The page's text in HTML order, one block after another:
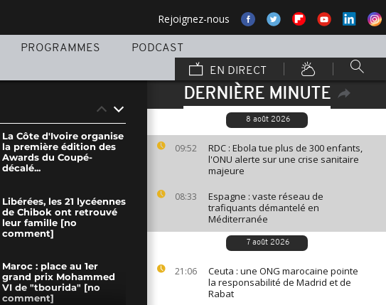
Rejoignez-nous
PROGRAMMES
PODCAST
EN DIRECT
DERNIÈRE MINUTE
8 août 2026
09:52
RDC : Ebola tue plus de 300 enfants,
l'ONU alerte sur une crise sanitaire
majeure
08:33
Espagne : vaste réseau de
trafiquants démantelé en
Méditerranée
7 août 2026
21:06
Ceuta : une ONG marocaine pointe
la responsabilité de Madrid et de
Rabat
La Côte d'Ivoire organise
la première édition des
Awards du Coupé-
décalé...
Libérées, les 21 lycéennes
de Chibok ont retrouvé
leur famille [no
comment]
Maroc : place au 1er
grand prix Mohammed
VI de "tbourida" [no
comment]